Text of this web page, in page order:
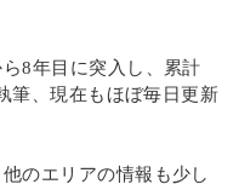
8年目に突入し、累計
筆、現在もほぼ毎日更新
のエリアの情報も少し